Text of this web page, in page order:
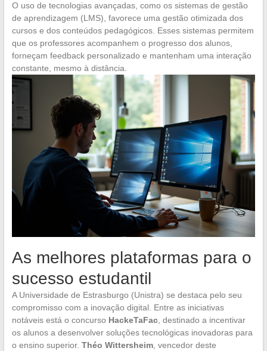
O uso de tecnologias avançadas, como os sistemas de gestão
de aprendizagem (LMS), favorece uma gestão otimizada dos
cursos e dos conteúdos pedagógicos. Esses sistemas permitem
que os professores acompanhem o progresso dos alunos,
forneçam feedback personalizado e mantenham uma interação
constante, mesmo à distância.
As melhores plataformas para o
sucesso estudantil
A Universidade de Estrasburgo (Unistra) se destaca pelo seu
compromisso com a inovação digital. Entre as iniciativas
notáveis está o concurso HackeTaFac, destinado a incentivar
os alunos a desenvolver soluções tecnológicas inovadoras para
o ensino superior. Théo Wittersheim, vencedor deste